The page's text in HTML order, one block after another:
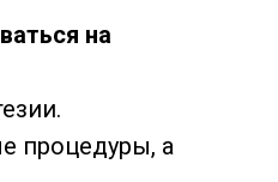
на
процедуры, а